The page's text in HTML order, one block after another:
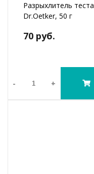
Разрыхлитель теста
Dr.Oetker, 50 г
70 руб.
- +